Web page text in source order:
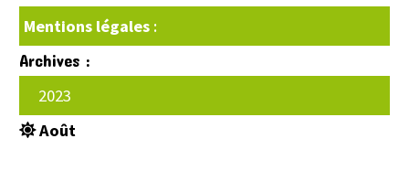
Mentions légales :
Archives :
2023
Août